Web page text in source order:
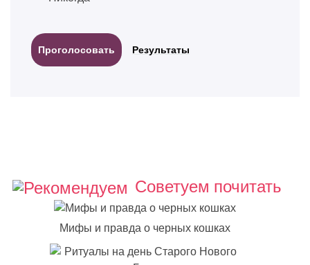
Результаты
Советуем почитать
Мифы и правда о черных кошках